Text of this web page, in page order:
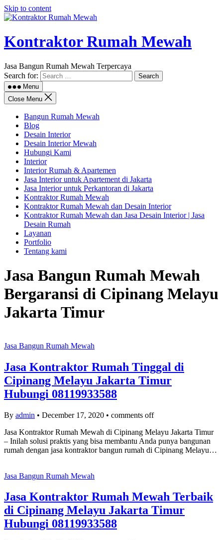
Skip to content
Kontraktor Rumah Mewah
Jasa Bangun Rumah Mewah Terpercaya
Search for:
Menu
Close Menu
Bangun Rumah Mewah
Blog
Desain Interior
Desain Interior Mewah
Hubungi Kami
Interior
Interior Rumah & Apartemen
Jasa Interior untuk Apartement di Jakarta
Jasa Interior untuk Perkantoran di Jakarta
Kontraktor Rumah Mewah
Kontraktor Rumah Mewah dan Desain Interior
Kontraktor Rumah Mewah dan Jasa Desain Interior | Jasa
Desain Rumah
Layanan
Portfolio
Tentang kami
Jasa Bangun Rumah Mewah
Bergaransi di Cipinang Melayu
Jakarta Timur
Jasa Bangun Rumah Mewah
Jasa Kontraktor Rumah Tinggal di
Cipinang Melayu Jakarta Timur
Hubungi 08119933588
By admin • December 17, 2020 • comments off
Jasa Kontraktor Rumah Mewah di Cipinang Melayu Jakarta Timur
– Inilah solusi praktis yang bisa membantu Anda punya bangunan
rumah dengan jasa kontraktor bangun rumah di Cipinang Melayu…
Jasa Bangun Rumah Mewah
Jasa Kontraktor Rumah Mewah Terbaik
di Cipinang Melayu Jakarta Timur
Hubungi 08119933588